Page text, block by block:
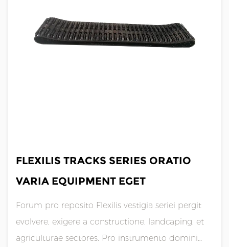
FLEXILIS TRACKS SERIES ORATIO
VARIA EQUIPMENT EGET
Forum pro reposito Flexilis vestigia seriei pergit
evolvere, exigere a constructione, landcaping, et
agriculturae sectores. Pro instrumento domini